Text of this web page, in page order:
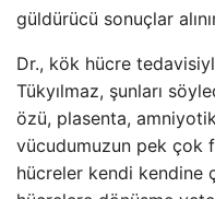
güldürücü sonuçlar
Dr., kök hücre
Tükyılmaz, şunları
özü, plasenta,
vücudumuzun pek çok
hücreler kendi kendine